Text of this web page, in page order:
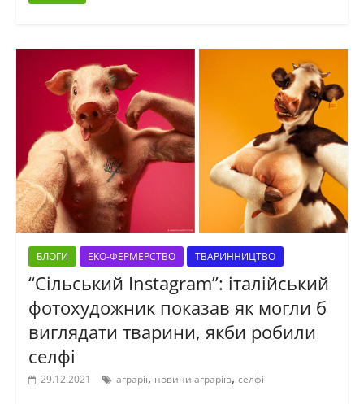
БЛОГИ ЕКО-ФЕРМЕРСТВО ТВАРИННИЦТВО
“Сільський Instagram”: італійський
фотохудожник показав як могли б
виглядати тварини, якби робили
селфі
29.12.2021 аграрії, новини аграріїв, селфі